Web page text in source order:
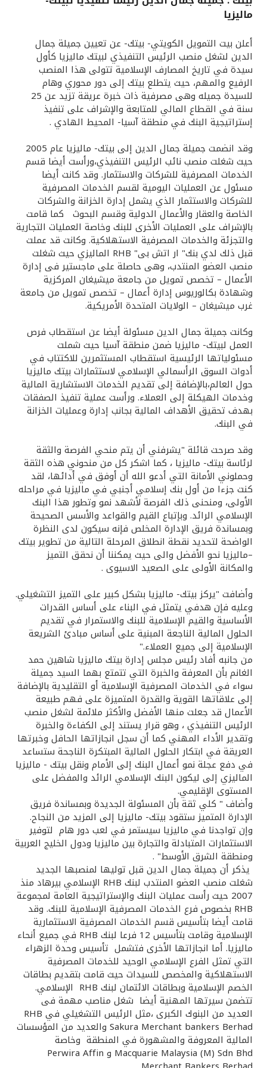
القنوات المصرفية
أدوات وخدمات
خدمات ما بعد البيع
مواقع الفروع وأجهزة الصرف الآلي
ألمانيا
ماليزيا
تركيا
مصر
المملكة المتحدة
مملكة البحرين
ماليزيا
أعلن بيت التمويل الكويتي- بيتك- عن تعيين جميلة جمال
الدين لشغل منصب الرئيس التنفيذي لبيتك ماليزيا كأول
سيدة في تاريخ المصارف الإسلامية تتولى هذا المنصب
الرفيع والمهم، حيث يتطلع بيتك إلى دور محوري وهام
للسيدة جميله وهى مصرفية ذات خبرة عريقة تزيد عن 25
سنة في القطاع المالي للمتابعة والإشراف على تنفيذ
إستراتيجية البنك في منطقة آسيا- المحيط الهادي .
وقد انضمت جميلة جمال الدين إلى بيتك- ماليزيا عام 2005
حيث شغلت منصب نائب الرئيس التنفيذي،ورأست أيضا قسم
الخدمات المصرفية للشركات والاستثمار. وقد كانت أيضا
مسئول عن العمليات اليومية لقسم الخدمات المصرفية
للشركات والاستثمار الذي يشمل إدارة الخزانة والشركات
الخاصة والعقار والأعمال الدولية وقسم البحوث كما قامت
بالإشراف على العمليات الأخرى للبنك وخاصة العمليات التجارية
والتجزئة والخدمات المصرفية الاستهلاكية. وكانت قد عملت
قبل ذلك لدي بنك" ار اتش بى" RHB الماليزي حيث شغلت
منصب العضو المنتدب، وهى حاصلة على ماجستير فى إدارة
الأعمال – تخصص تمويل من جامعة ميشيغان المركزية
وشهادة بكالوريوس إدارة أعمال – تخصص تمويل من جامعة
غرب ميشيغان – الولايات المتحدة الأمريكية.
وكانت جميلة جمال الدين مسئولة أيضا عن استقطاب فرص
العمل لبيتك- ماليزيا ضمن منطقة آسيا حيث شملت
مسئولياتها الرئيسية استقطاب المستثمرين للاكتتاب في
أدوات السوق الرأسمالي الإسلامي لاستثمارات بيتك ماليزيا
حول العالم،بالإضافة إلى تقديم الخدمات الاستشارية المالية
وخدمات الهيكلة إلى العملاء. ورأست عملية تنفيذ الصفقات
بهدف تحقيق الأهداف المالية بجانب إدارة وعمليات الخزانة
في البنك.
وقد صرحت قائلة "يشرفني أن يتم منحي الفرصة والثقة
لرئاسة بيتك- ماليزيا ، كما اشكر كل من منحوني هذه الثقة
وحملوني الأمانة التي أدعو الله أن أوفق في أدائها، لقد
كنت جزءا من أول بنك إسلامي أجنبي في ماليزيا في مراحله
الأولى، ومنحنى ذلك الفرصة لأشهد نمو وتطور هذا البنك
الإسلامي الرائد. وبإتباع القيم والقواعد والأسس الصحيحة
وبمساندة فريق الإدارة المخلص فإنه سيكون لدى النظرة
الواضحة لتحديد نقطة انطلاق المرحلة التالية من تطوير بيتك
–ماليزيا نحو الأفضل والى حيث يمكننا أن نحقق التميز
والمكانة الأولى على الصعيد الاسيوى .
وأضافت "يركز بيتك- ماليزيا بشكل كبير على التميز التشغيلي.
وعليه فإن هدفي يتمثل في البناء على أساس القدرات
الأساسية والقيم الإسلامية للبنك والاستمرار في تقديم
الحلول المالية الناجعة المبنية على أساس مبادئ الشريعة
الإسلامية إلى جميع العملاء."
من جانبه أفاد رئيس مجلس إدارة بيتك ماليزيا شاهين حمد
الغانم بأن المعرفة والخبرة التي تتمتع بهما السيد جميلة
سواء في الخدمات المصرفية الإسلامية أو التقليدية بالإضافة
إلى علاقاتها القوية والقدرة المتميزة على فهم طبيعة
الأعمال قد جعلت منها الأفضل والأكثر ملائمة لشغل منصب
الرئيس التنفيذي ، وهو قرار يستند إلى الكفاءة والخبرة
وتقدير الأداء المهني كما أن سجل انجازاتها الحافل وخبرتها
العريقة في ابتكار الحلول المالية المبتكرة الناجحة ستساعد
في دفع عجلة نمو أعمال البنك إلى الأمام ونقل بيتك - ماليزيا
الماليزي إلى ليكون البنك الإسلامي الرائد والمفضل على
المستوى الإقليمي.
وأضاف " كلي ثقة بأن المسئولة الجديدة وبمساندة فريق
الإدارة المتميز ستقود بيتك- ماليزيا إلى المزيد من النجاح.
وإن تواجدنا في ماليزيا سيستمر في لعب دور هام لتوفير
الاستثمارات المتبادلة والتجارة بين ماليزيا ودول الخليج العربية
ومنطقة الشرق الأوسط" .
يذكر أن جميلة جمال الدين قبل توليها لمنصبها الجديد
شغلت منصب العضو المنتدب لبنك RHB الإسلامي بيرهاد منذ
2007 حيث رأست عمليات البنك والإستراتيجية العامة لمجموعة
RHB بخصوص فرع الخدمات المصرفية الإسلامية للبنك. وقد
قامت أيضا بتأسيس قسم الخدمات المصرفية الاستثمارية
الإسلامية وقامت بتأسيس 12 فرعا لبنك RHB في جميع أنحاء
ماليزيا. أما انجازاتها الأخرى فتشمل تأسيس وحدة الزهراء
التي تمثل الفرع الإسلامي الوحيد للخدمات المصرفية
الاستهلاكية والمخصص للسيدات حيث قامت بتقديم بطاقات
الخصم الإسلامية وبطاقات الائتمان لبنك RHB الإسلامي.
تتضمن سيرتها المهنية أيضا شغل مناصب مهمة فى
العديد من البنوك الكبرى ،مثل الرئيس التشغيلي في RHB
Sakura Merchant bankers Berhad والعديد من المؤسسات
المالية المعروفة والمشهورة في المنطقة وخاصة
Macquarie Malaysia (M) Sdn Bhd و Perwira Affin